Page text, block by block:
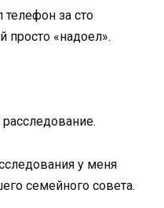
за сто
просто «надоел».
у меня
семейного совета.